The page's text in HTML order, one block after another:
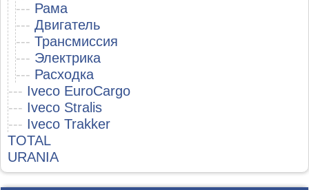
--- Рама
--- Двигатель
--- Трансмиссия
--- Электрика
--- Расходка
--- Iveco EuroCargo
--- Iveco Stralis
--- Iveco Trakker
TOTAL
URANIA